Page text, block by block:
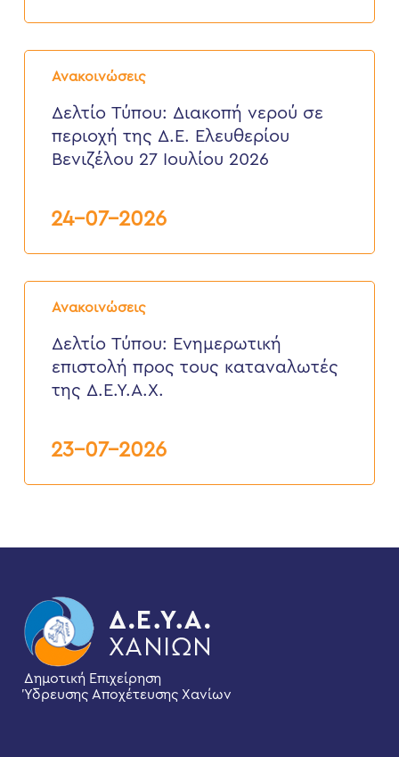
έως
2026Ανακοινώσεις
Δελτίο
Τύπου:
νερού
περιοχή
2026
Δελτίο Τύπου: Διακοπή νερού σε
περιοχή της Δ.Ε. Ελευθερίου
Βενιζέλου 27 Ιουλίου 2026
24-07-2026
Ανακοινώσεις
Δελτίο
Τύπου:
επιστολή
προς
τους
καταναλωτές
Δελτίο Τύπου: Eνημερωτική
επιστολή προς τους καταναλωτές
της Δ.Ε.Υ.Α.Χ.
23-07-2026
Δημοτική Επιχείρηση
Ύδρευσης Αποχέτευσης Χανίων